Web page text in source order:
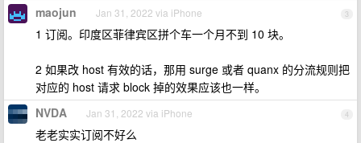
3
maojun Jan 31, 2022 via iPhone
1 订阅。印度区菲律宾区拼个车一个月不到 10 块。
2 如果改 host 有效的话，那用 surge 或者 quanx 的分流规则把
对应的 host 请求 block 掉的效果应该也一样。
4
NVDA Jan 31, 2022 via iPhone
老老实实订阅不好么